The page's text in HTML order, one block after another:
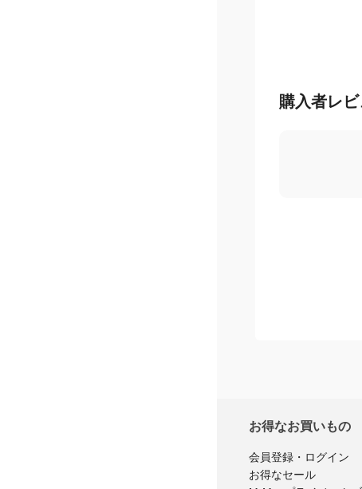
購入者レビ
お得なお買いもの
会員登録・ログイン
お得なセール